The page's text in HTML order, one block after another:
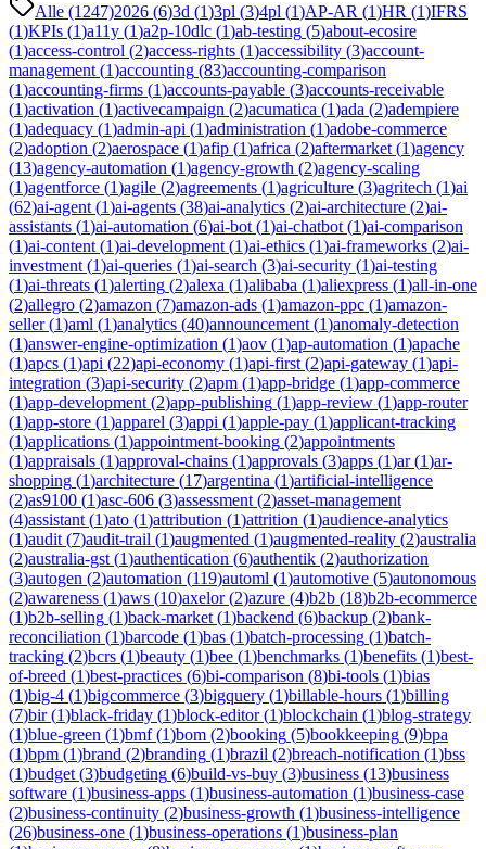
Alle (1247)2026 (6)3d (1)3pl (3)4pl (1)AP-AR (1)HR (1)IFRS
(1)KPIs (1)a11y (1)a2p-10dlc (1)ab-testing (5)about-ecosire
(1)access-control (2)access-rights (1)accessibility (3)account-
management (1)accounting (83)accounting-comparison
(1)accounting-firms (1)accounts-payable (3)accounts-receivable
(1)activation (1)activecampaign (2)acumatica (1)ada (2)adempiere
(1)adequacy (1)admin-api (1)administration (1)adobe-commerce
(2)adoption (2)aerospace (1)afip (1)africa (2)aftermarket (1)agency
(13)agency-automation (1)agency-growth (2)agency-scaling
(1)agentforce (1)agile (2)agreements (1)agriculture (3)agritech (1)ai
(62)ai-agent (1)ai-agents (38)ai-analytics (2)ai-architecture (2)ai-
assistants (1)ai-automation (6)ai-bot (1)ai-chatbot (1)ai-comparison
(1)ai-content (1)ai-development (1)ai-ethics (1)ai-frameworks (2)ai-
investment (1)ai-queries (1)ai-search (3)ai-security (1)ai-testing
(1)ai-threats (1)alerting (2)alexa (1)alibaba (1)aliexpress (1)all-in-one
(2)allegro (2)amazon (7)amazon-ads (1)amazon-ppc (1)amazon-
seller(1)aml (1)analytics (40)announcement (1)anomaly-detection
(1)answer-engine-optimization (1)aov (1)ap-automation (1)apache
(1)apcs (1)api (22)api-economy (1)api-first (2)api-gateway (1)api-
integration (3)api-security (2)apm (1)app-bridge (1)app-commerce
(1)app-development (2)app-publishing (1)app-review (1)app-router
(1)app-store (1)apparel (3)appi (1)apple-pay (1)applicant-tracking
(1)applications (1)appointment-booking (2)appointments
(1)appraisals (1)approval-chains (1)approvals (3)apps (1)ar(1)ar-
shopping (1)architecture (17)argentina (1)artificial-intelligence
(2)as9100 (1)asc-606 (3)assessment (2)asset-management
(4)assistant (1)ato (1)attribution (1)attrition (1)audience-analytics
(1)audit (7)audit-trail (1)augmented (1)augmented-reality (2)australia
(2)australia-gst (1)authentication (6)authentik (2)authorization
(3)autogen (2)automation (119)automl (1)automotive (5)autonomous
(2)awareness (1)aws (10)axelor(2)azure (4)b2b (18)b2b-ecommerce
(1)b2b-selling (1)back-market (1)backend (6)backup (2)bank-
reconciliation (1)barcode (1)bas (1)batch-processing (1)batch-
tracking (2)bcrs (1)beauty (1)bee (1)benchmarks (1)benefits (1)best-
of-breed (1)best-practices (6)bi-comparison (8)bi-tools (1)bias
(1)big-4 (1)bigcommerce (3)bigquery (1)billable-hours (1)billing
(7)bir(1)black-friday (1)block-editor(1)blockchain (1)blog-strategy
(1)blue-green (1)bmf(1)bom (2)booking (5)bookkeeping (9)bpa
(1)bpm (1)brand (2)branding (1)brazil (2)breach-notification (1)bss
(1)budget (3)budgeting (6)build-vs-buy (3)business (13)business
software (1)business-apps (1)business-automation (1)business-case
(2)business-continuity (2)business-growth (1)business-intelligence
(26)business-one (1)business-operations (1)business-plan